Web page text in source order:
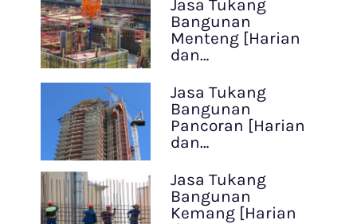
Jasa Tukang
Bangunan
Menteng [Harian
dan…
Jasa Tukang
Bangunan
Pancoran [Harian
dan…
Jasa Tukang
Bangunan
Kemang [Harian